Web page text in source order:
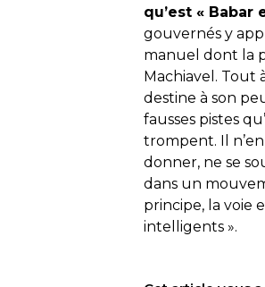
qu’est « Babar
gouvernés y
manuel dont la
Machiavel. Tout
destine à son
fausses pistes
trompent. Il
donner, ne se
dans un
principe, la voie
intelligents ».